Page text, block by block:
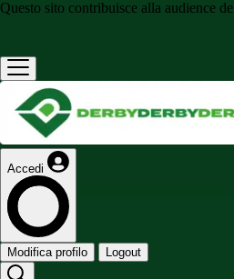
Questo sito contribuisce alla audience de
Accedi
Modifica profilo Logout